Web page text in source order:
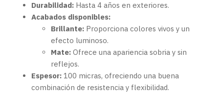
Durabilidad: Hasta 4 años en exteriores.
Acabados disponibles:
Brillante: Proporciona colores vivos y un
efecto luminoso.
Mate: Ofrece una apariencia sobria y sin
reflejos.
Espesor: 100 micras, ofreciendo una buena
combinación de resistencia y flexibilidad.